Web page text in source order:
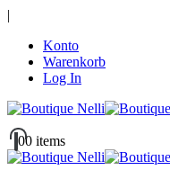
|
Konto
Warenkorb
Log In
00 items